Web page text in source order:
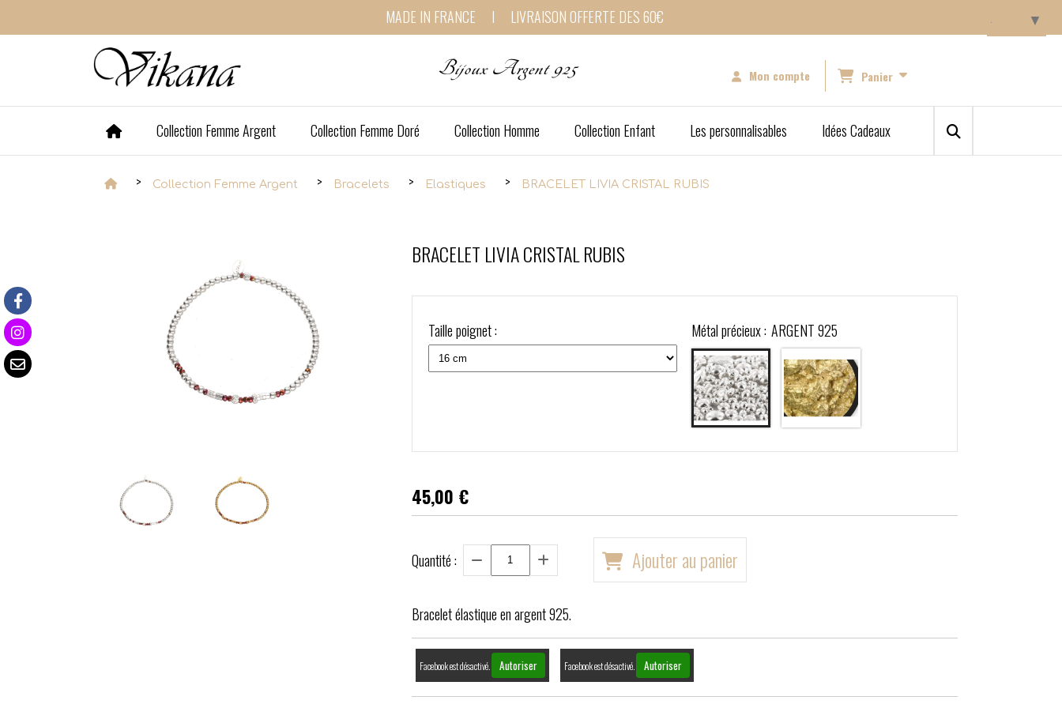
MADE IN FRANCE I LIVRAISON OFFERTE DES 60€
Bijoux Argent 925 Mon compte Panier
Collection Femme Argent Collection Femme Doré Collection Homme Collection Enfant Les personnalisables Idées Cadeaux
Collection Femme Argent Bracelets Elastiques BRACELET LIVIA CRISTAL RUBIS
BRACELET LIVIA CRISTAL RUBIS
Taille poignet : Métal précieux : ARGENT 925
45,00 €
Quantité : Ajouter au panier
Bracelet élastique en argent 925.
Facebook est désactivé. Autoriser Facebook est désactivé. Autoriser
▼